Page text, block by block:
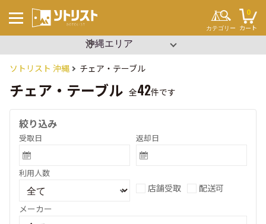
カテゴリー
0
カート
ソトリスト 沖縄 チェア・テーブル
チェア・テーブル 全42件です
絞り込み
受取日 返却日
利用人数
店舗受取
配送可
メーカー
▼ エリアを選択
キーワードから探す
#ソロキャンプ
#ファミリーキャンプ
#ワンポール
#パップテント
#タープ
#寝袋
#コット
#ビーチパーティー
#イベント
テント・タープ
セット用品
調理用品
寝袋・マット
ランタン
クーラーボックス